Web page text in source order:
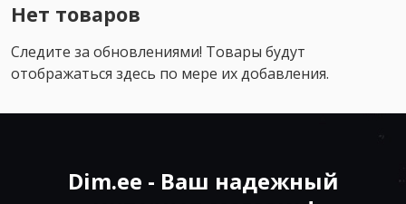
Нет товаров
Следите за обновлениями! Товары будут
отображаться здесь по мере их добавления.
Dim.ee - Ваш надежный